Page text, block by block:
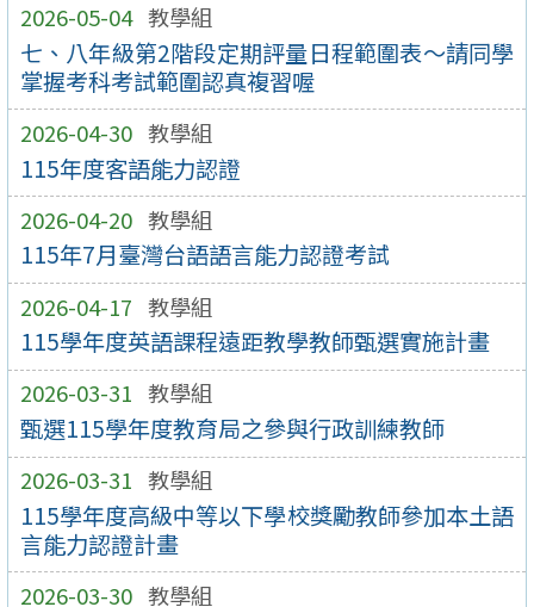
2026-05-04 教學組
七、八年級第2階段定期評量日程範圍表～請同學
掌握考科考試範圍認真複習喔
2026-04-30 教學組
115年度客語能力認證
2026-04-20 教學組
115年7月臺灣台語語言能力認證考試
2026-04-17 教學組
115學年度英語課程遠距教學教師甄選實施計畫
2026-03-31 教學組
甄選115學年度教育局之參與行政訓練教師
2026-03-31 教學組
115學年度高級中等以下學校獎勵教師參加本土語
言能力認證計畫
2026-03-30 教學組